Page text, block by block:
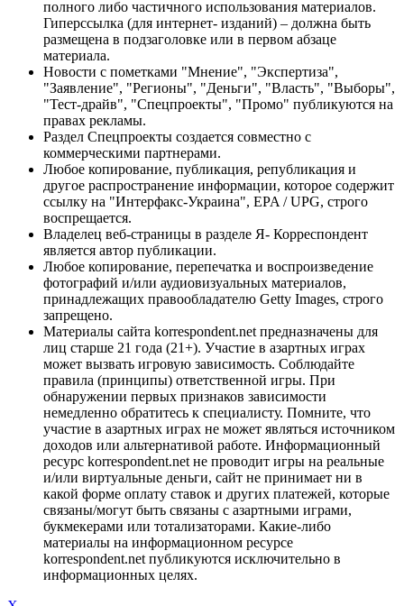
полного либо частичного использования материалов.
Гиперссылка (для интернет- изданий) – должна быть
размещена в подзаголовке или в первом абзаце
материала.
Новости с пометками "Мнение", "Экспертиза",
"Заявление", "Регионы", "Деньги", "Власть", "Выборы",
"Тест-драйв", "Спецпроекты", "Промо" публикуются на
правах рекламы.
Раздел Спецпроекты создается совместно с
коммерческими партнерами.
Любое копирование, публикация, републикация и
другое распространение информации, которое содержит
ссылку на "Интерфакс-Украина", EPA / UPG, строго
воспрещается.
Владелец веб-страницы в разделе Я- Корреспондент
является автор публикации.
Любое копирование, перепечатка и воспроизведение
фотографий и/или аудиовизуальных материалов,
принадлежащих правообладателю Getty Images, строго
запрещено.
Материалы сайта korrespondent.net предназначены для
лиц старше 21 года (21+). Участие в азартных играх
может вызвать игровую зависимость. Соблюдайте
правила (принципы) ответственной игры. При
обнаружении первых признаков зависимости
немедленно обратитесь к специалисту. Помните, что
участие в азартных играх не может являться источником
доходов или альтернативой работе. Информационный
ресурс korrespondent.net не проводит игры на реальные
и/или виртуальные деньги, сайт не принимает ни в
какой форме оплату ставок и других платежей, которые
связаны/могут быть связаны с азартными играми,
букмекерами или тотализаторами. Какие-либо
материалы на информационном ресурсе
korrespondent.net публикуются исключительно в
информационных целях.